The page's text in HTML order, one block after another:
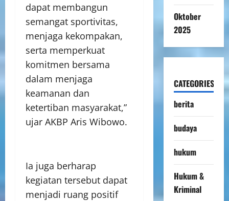
dapat membangun
semangat sportivitas,
menjaga kekompakan,
serta memperkuat
komitmen bersama
dalam menjaga
keamanan dan
ketertiban masyarakat,”
ujar AKBP Aris Wibowo.
Ia juga berharap
kegiatan tersebut dapat
menjadi ruang positif
Oktober
2025
CATEGORIES
berita
budaya
hukum
Hukum &
Kriminal